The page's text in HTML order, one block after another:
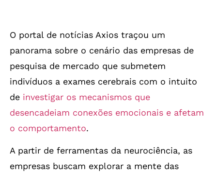
O portal de notícias Axios traçou um
panorama sobre o cenário das empresas de
pesquisa de mercado que submetem
indivíduos a exames cerebrais com o intuito
de investigar os mecanismos que
desencadeiam conexões emocionais e afetam
o comportamento.
A partir de ferramentas da neurociência, as
empresas buscam explorar a mente das